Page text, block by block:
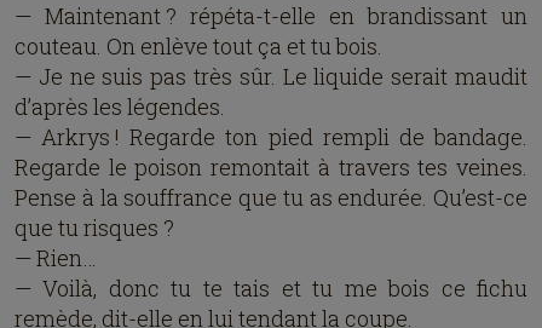
— Maintenant ? répéta-t-elle en brandissant un
couteau. On enlève tout ça et tu bois.
— Je ne suis pas très sûr. Le liquide serait maudit
d’après les légendes.
— Arkrys ! Regarde ton pied rempli de bandage.
Regarde le poison remontait à travers tes veines.
Pense à la souffrance que tu as endurée. Qu’est-ce
que tu risques ?
— Rien…
— Voilà, donc tu te tais et tu me bois ce fichu
remède, dit-elle en lui tendant la coupe.